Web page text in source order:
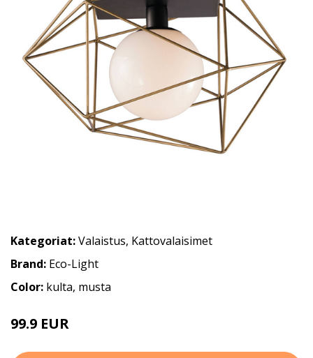
Kategoriat:Valaistus, Kattovalaisimet
Brand: Eco-Light
Color: kulta, musta
99.9 EUR